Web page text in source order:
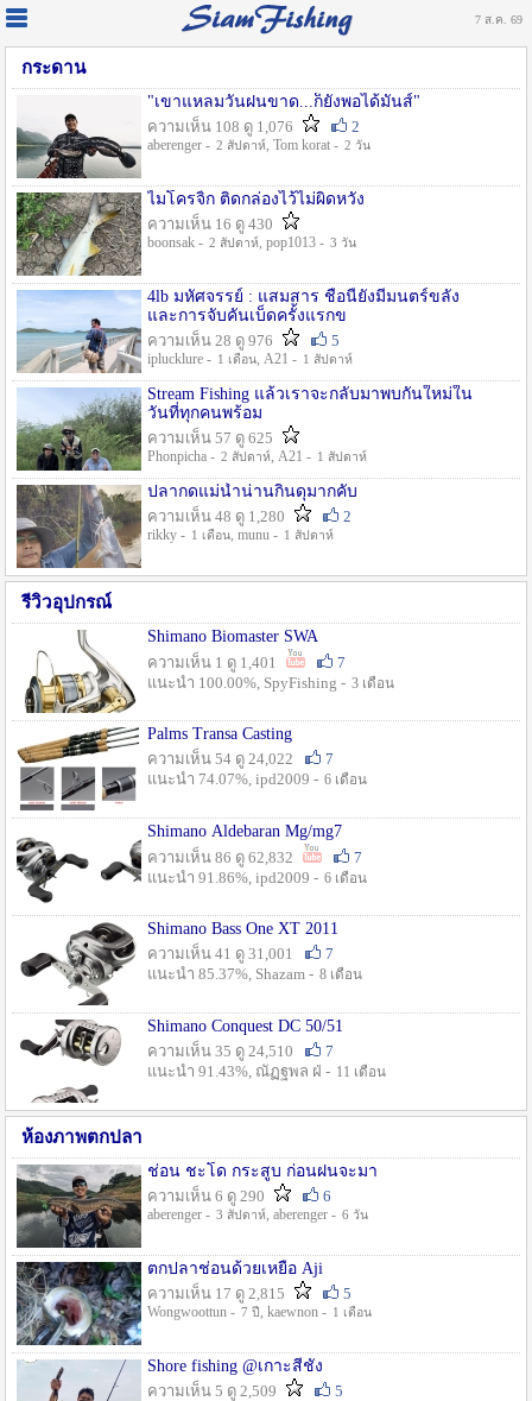
7 ส.ค. 69
กระดาน
"เขาแหลมวันฝนขาด...ก็ยังพอได้มันส์"
ความเห็น 108 ดู 1,076
2
aberenger - 2 สัปดาห์, Tom korat - 2 วัน
ไมโครจิ้ก ติดกล่องไว้ไม่ผิดหวัง
ความเห็น 16 ดู 430
boonsak - 2 สัปดาห์, pop1013 - 3 วัน
4lb มหัศจรรย์ : แสมสาร ชื่อนี้ยังมีมนตร์ขลัง
และการจับคันเบ็ดครั้งแรกข
ความเห็น 28 ดู 976
5
iplucklure - 1 เดือน, A21 - 1 สัปดาห์
Stream Fishing แล้วเราจะกลับมาพบกันใหม่ใน
วันที่ทุกคนพร้อม
ความเห็น 57 ดู 625
Phonpicha - 2 สัปดาห์, A21 - 1 สัปดาห์
ปลากดแม่น้ำน่านกินดุมากคับ
ความเห็น 48 ดู 1,280
2
rikky - 1 เดือน, munu - 1 สัปดาห์
รีวิวอุปกรณ์
Shimano Biomaster SWA
ความเห็น 1 ดู 1,401
7
แนะนำ 100.00%, SpyFishing - 3 เดือน
Palms Transa Casting
ความเห็น 54 ดู 24,022
7
แนะนำ 74.07%, ipd2009 - 6 เดือน
Shimano Aldebaran Mg/mg7
ความเห็น 86 ดู 62,832
7
แนะนำ 91.86%, ipd2009 - 6 เดือน
Shimano Bass One XT 2011
ความเห็น 41 ดู 31,001
7
แนะนำ 85.37%, Shazam - 8 เดือน
Shimano Conquest DC 50/51
ความเห็น 35 ดู 24,510
7
แนะนำ 91.43%, ณัฏฐพล ฝ่ - 11 เดือน
ห้องภาพตกปลา
ช่อน ชะโด กระสูบ ก่อนฝนจะมา
ความเห็น 6 ดู 290
6
aberenger - 3 สัปดาห์, aberenger - 6 วัน
ตกปลาช่อนด้วยเหยื่อ Aji
ความเห็น 17 ดู 2,815
5
Wongwoottun - 7 ปี , kaewnon - 1 เดือน
Shore fishing @เกาะสีชัง
ความเห็น 5 ดู 2,509
5